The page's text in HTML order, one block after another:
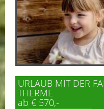
URLAUB MIT DER
THERME
ab € 570,-